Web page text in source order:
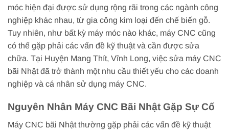
móc hiện đại được sử dụng rộng rãi trong các ngành công
nghiệp khác nhau, từ gia công kim loại đến chế biến gỗ.
Tuy nhiên, như bất kỳ máy móc nào khác, máy CNC cũng
có thể gặp phải các vấn đề kỹ thuật và cần được sửa
chữa. Tại Huyện Mang Thít, Vĩnh Long, việc sửa máy CNC
bãi Nhật đã trở thành một nhu cầu thiết yếu cho các doanh
nghiệp và cá nhân sử dụng máy CNC.
Nguyên Nhân Máy CNC Bãi Nhật Gặp Sự Cố
Máy CNC bãi Nhật thường gặp phải các vấn đề kỹ thuật